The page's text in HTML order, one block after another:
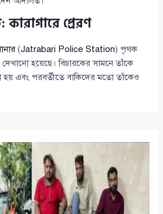
প্রেরণ
(Jatrabari Police Station) পৃথক
দেখানো হয়েছে। বিচারকের সামনে তাঁকে
হয় এবং পরবর্তীতে বাকিদের মতো তাঁকেও